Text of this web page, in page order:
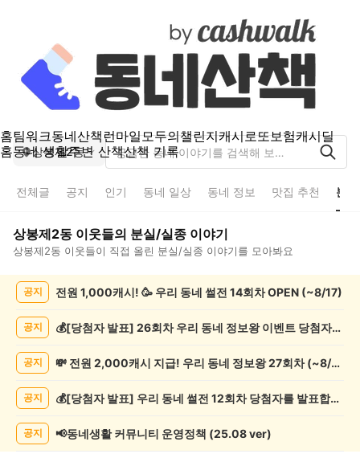
홈팀워크동네산책 런마일모두의챌린지캐시로또보험캐시딜
홈동네 생활주변 산책산책 기록
상봉제2동
전체글 공지 인기 동네 일상 동네 정보 맛집 추천 분
상봉제2동 이웃들의 분실/실종 이야기
상봉제2동 이웃들이 직접 올린 분실/실종 이야기를 모아봐요
실/
글
공지 전원 1,000캐시! 🥳 우리 동네 썰전 14회차 OPEN (~8/17)
공지 💰[당첨자 발표] 26회차 우리 동네 정보왕 이벤트 당첨자를 발표합니다!
공지 💸 전원 2,000캐시 지급! 우리 동네 정보왕 27회차 (~8/10)
공지 💰[당첨자 발표] 우리 동네 썰전 12회차 당첨자를 발표합니다!
공지 📢동네생활 커뮤니티 운영정책 (25.08 ver)